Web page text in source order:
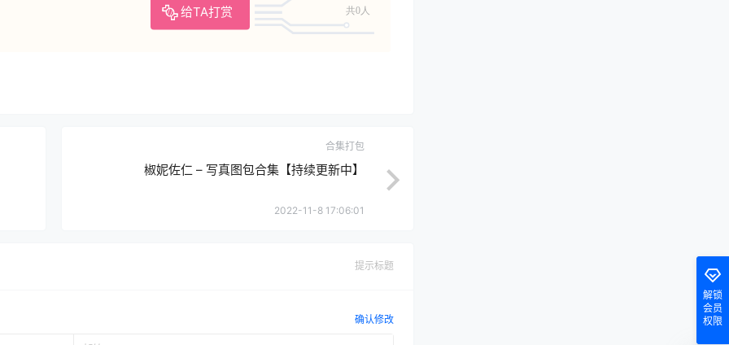
给TA打赏 共0人
合集打包
椒妮佐仁 – 写真图包合集【持续更新中】
2022-11-8 17:06:01
提示标题
确认修改
解锁
会员
权限